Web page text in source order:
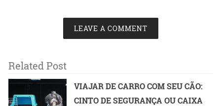
LEAVE A COMMENT
Related Post
VIAJAR DE CARRO COM SEU CÃO:
CINTO DE SEGURANÇA OU CAIXA